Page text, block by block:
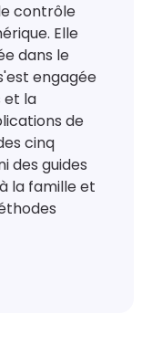
contrôle
Elle
dans le
engagée
et la
de
cinq
des guides
la famille et